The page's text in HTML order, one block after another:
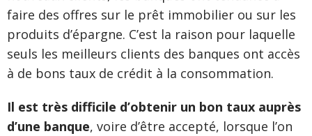
faire des offres sur le prêt immobilier ou sur les
produits d’épargne. C’est la raison pour laquelle
seuls les meilleurs clients des banques ont accès
à de bons taux de crédit à la consommation.
Il est très difficile d’obtenir un bon taux auprès
d’une banque, voire d’être accepté, lorsque l’on